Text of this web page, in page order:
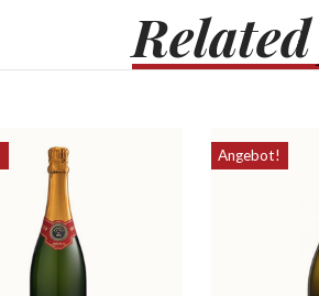
Related
Angebot!